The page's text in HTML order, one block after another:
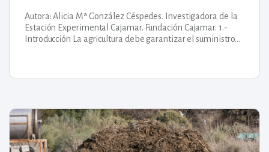
Autora: Alicia Mª González Céspedes. Investigadora de la
Estación Experimental Cajamar. Fundación Cajamar. 1.-
Introducción La agricultura debe garantizar el suministro